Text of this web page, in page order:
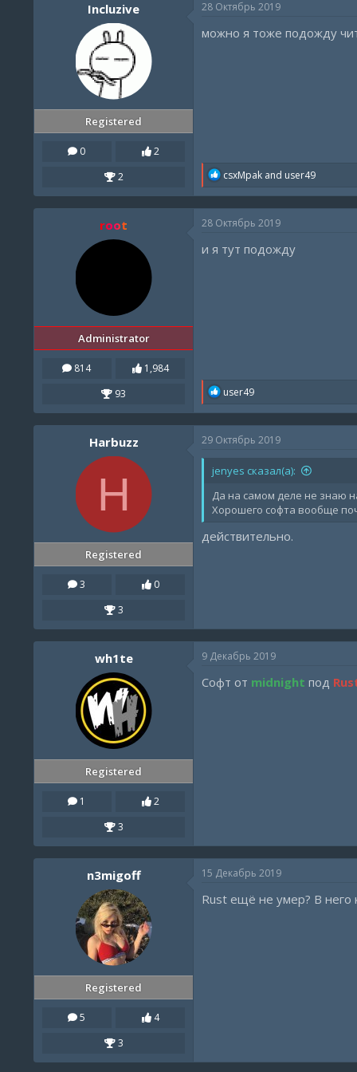
Incluzive
Registered
0
2
2
28 Октябрь 2019
можно я тоже подожду
R
a
c
t
o
csxMpak and user49
root
Administrator
814
1,984
93
28 Октябрь 2019
и я тут подожду
R
a
c
t
o
n
s
:
user49
Harbuzz
H
Registered
3
0
3
29 Октябрь 2019
jenyes сказал(а):
Да на самом деле не знаю
Хорошего софта вообще
действительно.
wh1te
Registered
1
2
3
9 Декабрь 2019
Софт от midnight под
n3migoff
Registered
5
4
3
15 Декабрь 2019
Rust ещё не умер? В него